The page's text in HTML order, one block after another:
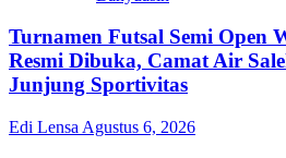
Turnamen Futsal Semi Open
Resmi Dibuka, Camat Air
Junjung Sportivitas
Edi Lensa Agustus 6, 2026